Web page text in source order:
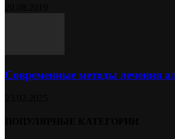
Современные методы лечения